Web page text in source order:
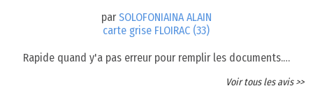
par SOLOFONIAINA ALAIN
carte grise FLOIRAC (33)
Rapide quand y'a pas erreur pour remplir les documents.…
Voir tous les avis >>